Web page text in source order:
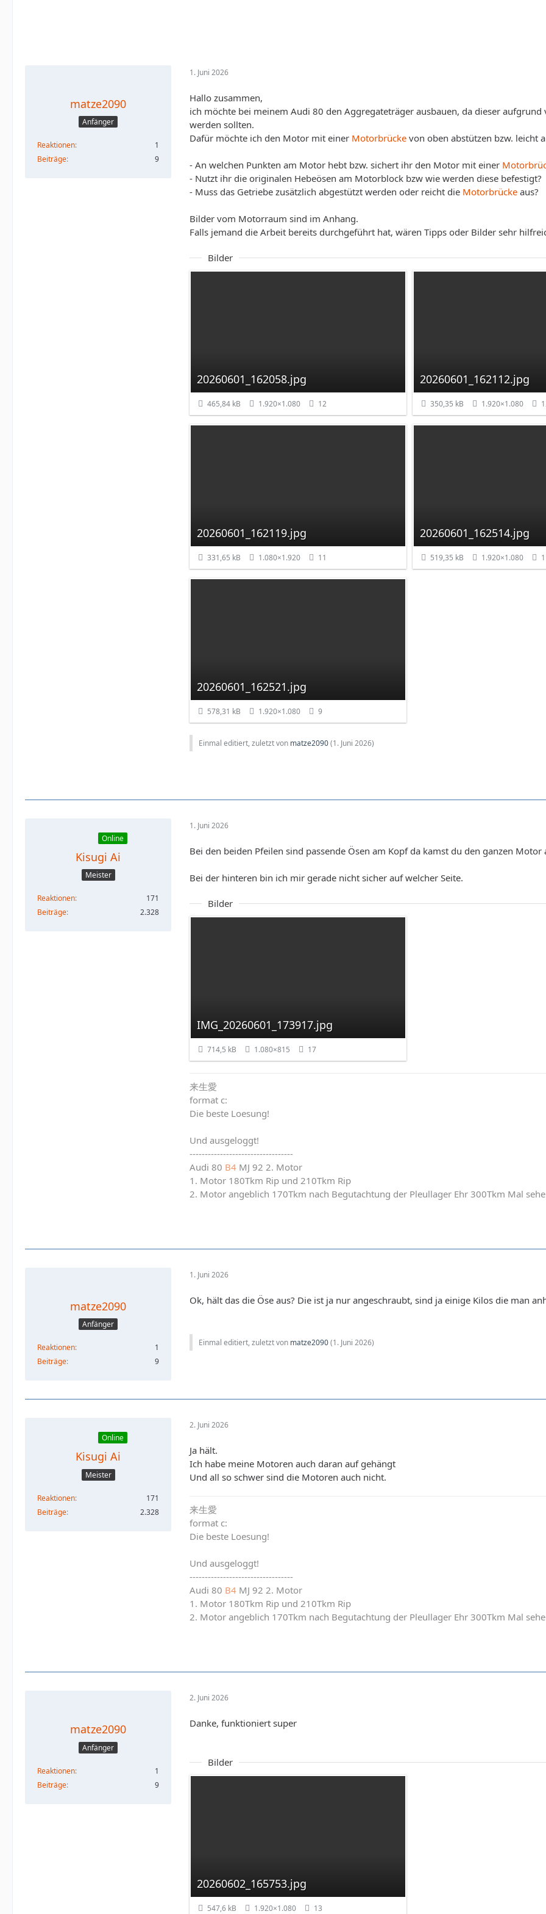
matze2090
Anfänger
Reaktionen
1
Beiträge
9
1. Juni 2026
Hallo zusammen,
ich möchte bei meinem Audi 80 den Aggregateträger ausbauen, da dieser
werden sollten.
Dafür möchte ich den Motor mit einer Motorbrücke von oben abstützen bzw. leicht
- An welchen Punkten am Motor hebt bzw. sichert ihr den Motor mit einer
- Nutzt ihr die originalen Hebeösen am Motorblock bzw wie werden diese befestigt?
- Muss das Getriebe zusätzlich abgestützt werden oder reicht die Motorbrücke aus?
Bilder vom Motorraum sind im Anhang.
Falls jemand die Arbeit bereits durchgeführt hat, wären Tipps oder Bilder sehr
Bilder
20260601_162058.jpg
465,84 kB 1.920×1.080 12
20260601_162112.jpg
350,35 kB 1.920×1.080
20260601_162119.jpg
331,65 kB 1.080×1.920 11
20260601_162514.jpg
519,35 kB 1.920×1.080
20260601_162521.jpg
578,31 kB 1.920×1.080 9
Einmal editiert, zuletzt von matze2090(1. Juni 2026)
Online
Kisugi Ai
Meister
Reaktionen
171
Beiträge
2.328
1. Juni 2026
Bei den beiden Pfeilen sind passende Ösen am Kopf da kamst du den ganzen Motor
Bei der hinteren bin ich mir gerade nicht sicher auf welcher Seite.
Bilder
IMG_20260601_173917.jpg
714,5 kB 1.080×815 17
来生愛
format c:
Die beste Loesung!
Und ausgeloggt!
----------------------------------
Audi 80 B4 MJ 92 2. Motor
1. Motor 180Tkm Rip und 210Tkm Rip
2. Motor angeblich 170Tkm nach Begutachtung der Pleullager Ehr 300Tkm Mal
matze2090
Anfänger
Reaktionen
1
Beiträge
9
1. Juni 2026
Ok, hält das die Öse aus? Die ist ja nur angeschraubt, sind ja einige Kilos die man
Einmal editiert, zuletzt von matze2090(1. Juni 2026)
Online
Kisugi Ai
Meister
Reaktionen
171
Beiträge
2.328
2. Juni 2026
Ja hält.
Ich habe meine Motoren auch daran auf gehängt
Und all so schwer sind die Motoren auch nicht.
来生愛
format c:
Die beste Loesung!
Und ausgeloggt!
----------------------------------
Audi 80 B4 MJ 92 2. Motor
1. Motor 180Tkm Rip und 210Tkm Rip
2. Motor angeblich 170Tkm nach Begutachtung der Pleullager Ehr 300Tkm Mal
matze2090
Anfänger
Reaktionen
1
Beiträge
9
2. Juni 2026
Danke, funktioniert super
Bilder
20260602_165753.jpg
547,6 kB 1.920×1.080 13